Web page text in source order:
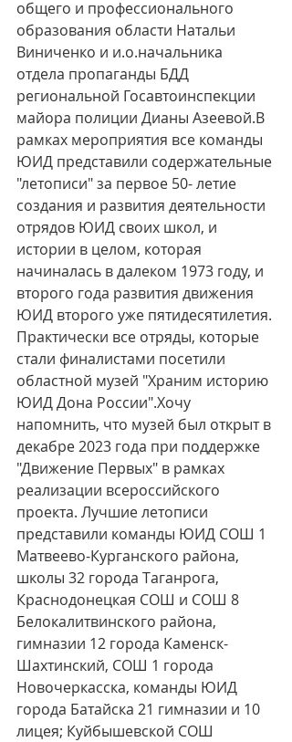
общего и профессионального
образования области Натальи
Виниченко и и.о.начальника
отдела пропаганды БДД
региональной Госавтоинспекции
майора полиции Дианы Азеевой.В
рамках мероприятия все команды
ЮИД представили содержательные
"летописи" за первое 50- летие
создания и развития деятельности
отрядов ЮИД своих школ, и
истории в целом, которая
начиналась в далеком 1973 году, и
второго года развития движения
ЮИД второго уже пятидесятилетия.
Практически все отряды, которые
стали финалистами посетили
областной музей "Храним историю
ЮИД Дона России".Хочу
напомнить, что музей был открыт в
декабре 2023 года при поддержке
"Движение Первых" в рамках
реализации всероссийского
проекта. Лучшие летописи
представили команды ЮИД СОШ 1
Матвеево-Курганского района,
школы 32 города Таганрога,
Краснодонецкая СОШ и СОШ 8
Белокалитвинского района,
гимназии 12 города Каменск-
Шахтинский, СОШ 1 города
Новочеркасска, команды ЮИД
города Батайска 21 гимназии и 10
лицея; Куйбышевской СОШ